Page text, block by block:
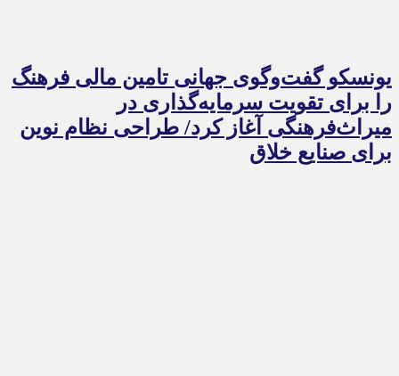
یونسکو گفت‌وگوی جهانی تامین مالی فرهنگ
را برای تقویت سرمایه‌گذاری در
میراث‌فرهنگی آغاز کرد/ طراحی نظام نوین
برای صنایع خلاق